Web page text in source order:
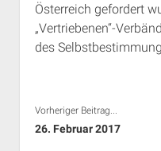
Österreich gefordert
„Vertriebenen“-
des
Vorheriger Beitrag...
26. Februar 2017